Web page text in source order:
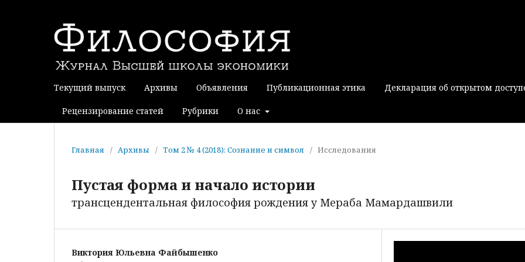
Текущий выпуск Архивы Объявления Публикационная этика Декларация об открытом
Рецензирование статей Рубрики О нас
Главная / Архивы / Том 2 № 4 (2018): Сознание и символ / Исследования
Пустая форма и начало истории
трансцендентальная философия рождения у Мераба Мамардашвили
Виктория Юльевна Файбышенко